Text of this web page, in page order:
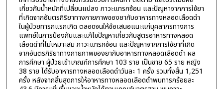
เกี่ยวกับน้ำหนักที่เปลี่ยนแปลง ภาวะแทรกซ้อน และปัญหาจากการใช้ยา
ที่เกิดจากอันตรกิริยาทางกายภาพของยากับอาหารทางหลอดเลือดดำ
ในผู้ป่วยทารกแรกเกิด ตลอดจนให้ข้อเสนอแนะแก่บุคลากรทางการ
แพทย์ในการป้องกันและแก้ไขปัญหาเกี่ยวกับสูตรอาหารทางหลอด
เลือดดำที่ไม่เหมาะสม ภาวะแทรกซ้อน และปัญหาจากการใช้ยาที่เกิด
จากอันตรกิริยาทางกายภาพของยากับอาหารทางหลอดเลือดดำ ผล
การศึกษา ผู้ป่วยเข้าเกณฑ์การศึกษา 103 ราย เป็นชาย 65 ราย หญิง
38 ราย ได้รับอาหารทางหลอดเลือดดำวันละ 1 ครั้ง รวมทั้งสิ้น 1,251
ครั้ง หลังจากสิ้นสุดการให้อาหารทางหลอดเลือดดำพบทารกร้อยละ